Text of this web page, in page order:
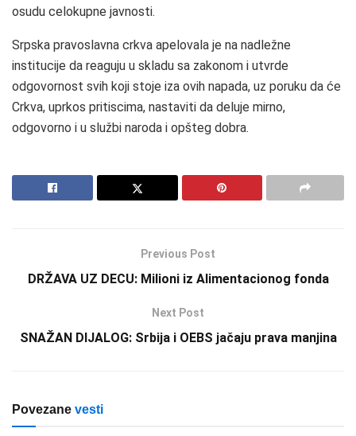
osudu celokupne javnosti.
Srpska pravoslavna crkva apelovala je na nadležne
institucije da reaguju u skladu sa zakonom i utvrde
odgovornost svih koji stoje iza ovih napada, uz poruku da će
Crkva, uprkos pritiscima, nastaviti da deluje mirno,
odgovorno i u službi naroda i opšteg dobra.
Previous Post
DRŽAVA UZ DECU: Milioni iz Alimentacionog fonda
Next Post
SNAŽAN DIJALOG: Srbija i OEBS jačaju prava manjina
Povezane vesti